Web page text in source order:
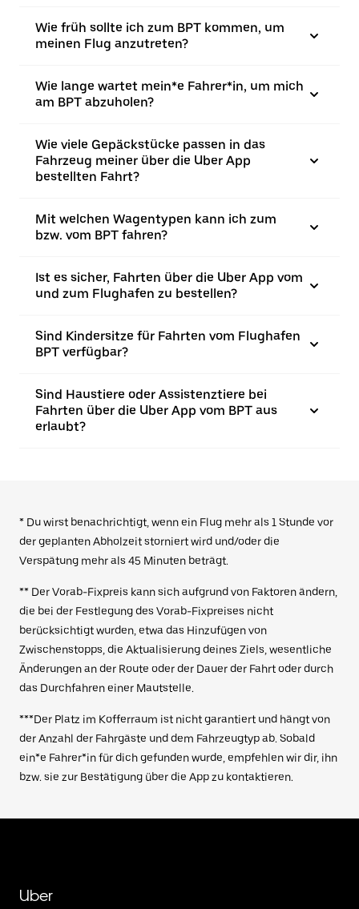
Wie früh sollte ich zum BPT kommen, um
meinen Flug anzutreten?
Wie lange wartet mein*e Fahrer*in, um mich
am BPT abzuholen?
Wie viele Gepäckstücke passen in das
Fahrzeug meiner über die Uber App
bestellten Fahrt?
Mit welchen Wagentypen kann ich zum
bzw. vom BPT fahren?
Ist es sicher, Fahrten über die Uber App vom
und zum Flughafen zu bestellen?
Sind Kindersitze für Fahrten vom Flughafen
BPT verfügbar?
Sind Haustiere oder Assistenztiere bei
Fahrten über die Uber App vom BPT aus
erlaubt?
* Du wirst benachrichtigt, wenn ein Flug mehr als 1 Stunde vor
der geplanten Abholzeit storniert wird und/oder die
Verspätung mehr als 45 Minuten beträgt.
** Der Vorab-Fixpreis kann sich aufgrund von Faktoren ändern,
die bei der Festlegung des Vorab-Fixpreises nicht
berücksichtigt wurden, etwa das Hinzufügen von
Zwischenstopps, die Aktualisierung deines Ziels, wesentliche
Änderungen an der Route oder der Dauer der Fahrt oder durch
das Durchfahren einer Mautstelle.
***Der Platz im Kofferraum ist nicht garantiert und hängt von
der Anzahl der Fahrgäste und dem Fahrzeugtyp ab. Sobald
ein*e Fahrer*in für dich gefunden wurde, empfehlen wir dir, ihn
bzw. sie zur Bestätigung über die App zu kontaktieren.
Uber